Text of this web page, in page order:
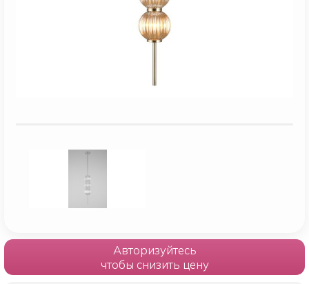
Авторизуйтесь
чтобы снизить цену